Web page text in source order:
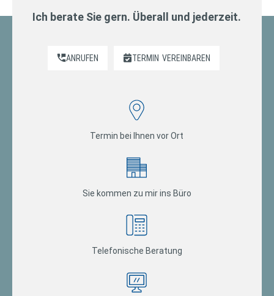
Ich berate Sie gern. Überall und jederzeit.
ANRUFEN TERMIN VEREINBAREN
Termin bei Ihnen vor Ort
Sie kommen zu mir ins Büro
Telefonische Beratung